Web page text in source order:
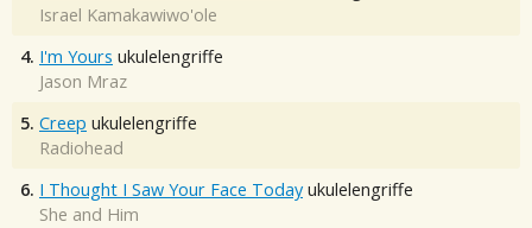
Israel Kamakawiwo'ole
4. I'm Yours ukulelengriffe
Jason Mraz
5. Creep ukulelengriffe
Radiohead
6. I Thought I Saw Your Face Today ukulelengriffe
She and Him